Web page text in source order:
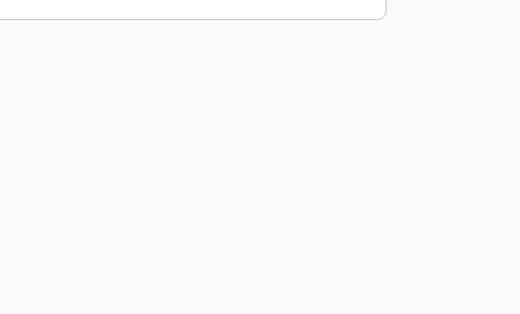
التوصيل ذات مسمار الإمساك من Cat ‎،